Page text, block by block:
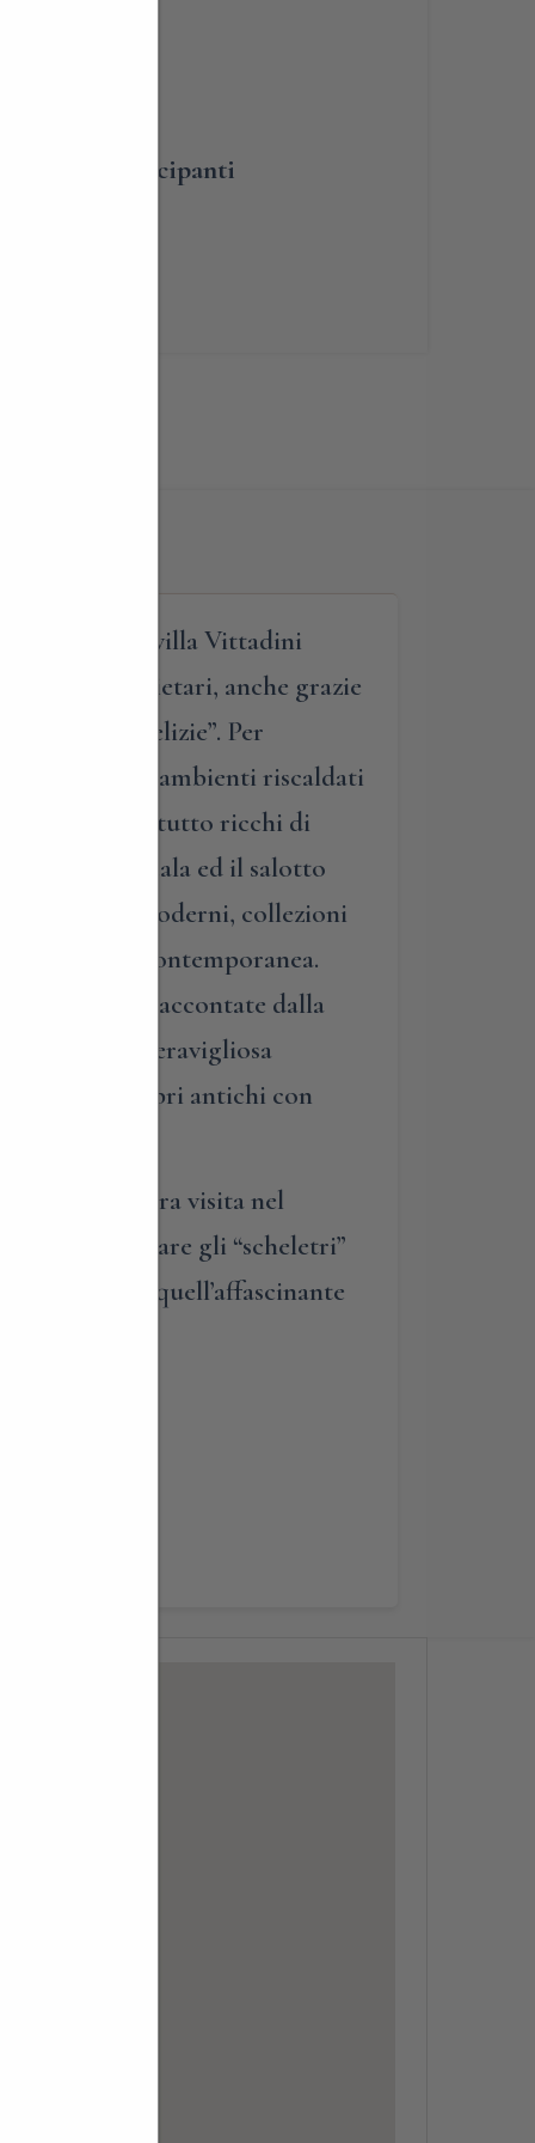
dei partecipanti
guidata di villa Vittadini
attuali proprietari, anche grazie
“casino di delizie”. Per
tra gli ambienti riscaldati
e soprattutto ricchi di
la grande scala ed il salotto
antichi e moderni, collezioni
moderna e contemporanea.
curiosità raccontate dalla
anche la meravigliosa
presenza di libri antichi con
la nostra visita nel
ammirare gli “scheletri”
a creare quell’affascinante